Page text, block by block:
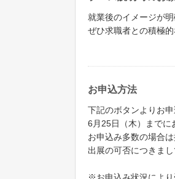
就業後のイメージが
ぜひ求職者との積極
お申込方法
下記のボタンよりお申
6月25日（木）までに
お申込み多数の場合は
出展の可否につきま